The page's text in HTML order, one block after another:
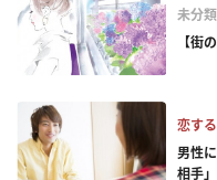
未分類
【街
恋する
男性
相手